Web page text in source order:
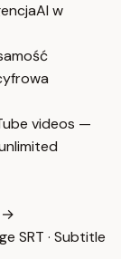
AI w
videos —
→
SRT · Subtitle